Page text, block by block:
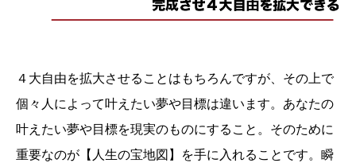
４大自由を拡大させることはもちろんですが、その上で
個々人によって叶えたい夢や目標は違います。あなたの
叶えたい夢や目標を現実のものにすること。そのために
重要なのが【人生の宝地図】を手に入れることです。瞬